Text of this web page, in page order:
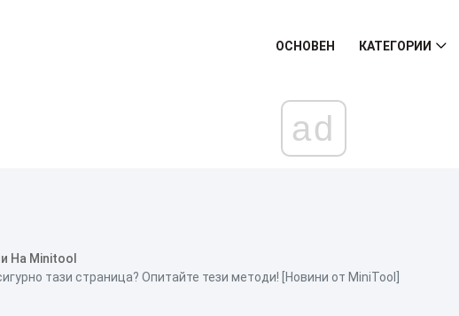
ОСНОВЕН КАТЕГОРИИ
ad
На Minitool
тази страница? Опитайте тези методи! [Новини от MiniTool]